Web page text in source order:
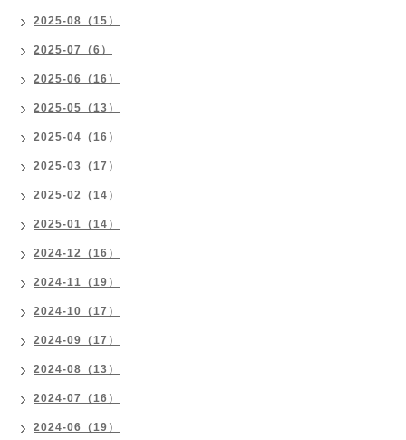
2025-08（15）
2025-07（6）
2025-06（16）
2025-05（13）
2025-04（16）
2025-03（17）
2025-02（14）
2025-01（14）
2024-12（16）
2024-11（19）
2024-10（17）
2024-09（17）
2024-08（13）
2024-07（16）
2024-06（19）